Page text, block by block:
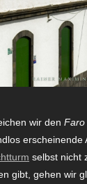
wir den Faro
erscheinende
selbst nicht
gibt, gehen wir